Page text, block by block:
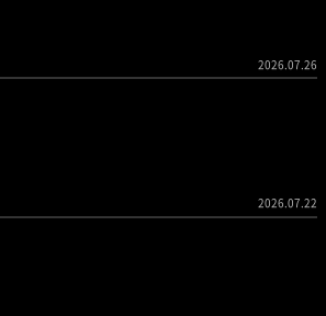
2026.07.26
2026.07.22